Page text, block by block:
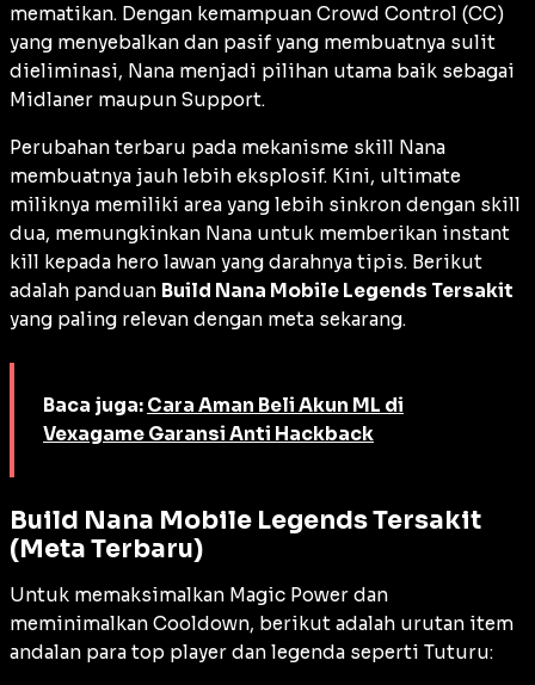
mematikan. Dengan kemampuan Crowd Control (CC)
yang menyebalkan dan pasif yang membuatnya sulit
dieliminasi, Nana menjadi pilihan utama baik sebagai
Midlaner maupun Support.
Perubahan terbaru pada mekanisme skill Nana
membuatnya jauh lebih eksplosif. Kini, ultimate
miliknya memiliki area yang lebih sinkron dengan skill
dua, memungkinkan Nana untuk memberikan instant
kill kepada hero lawan yang darahnya tipis. Berikut
adalah panduan Build Nana Mobile Legends Tersakit
yang paling relevan dengan meta sekarang.
Baca juga: Cara Aman Beli Akun ML di
Vexagame Garansi Anti Hackback
Build Nana Mobile Legends Tersakit
(Meta Terbaru)
Untuk memaksimalkan Magic Power dan
meminimalkan Cooldown, berikut adalah urutan item
andalan para top player dan legenda seperti Tuturu: